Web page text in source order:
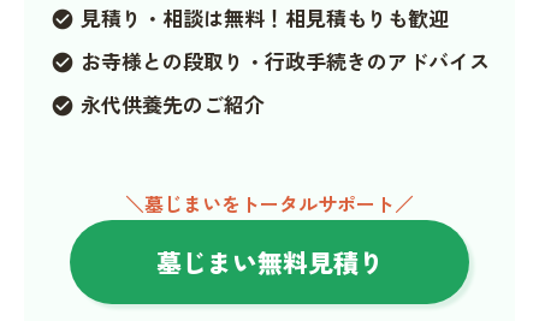
check_circle 見積り・相談は無料！相見積もりも歓迎
check_circle お寺様との段取り・行政手続きのアドバイス
check_circle 永代供養先のご紹介
＼墓じまいをトータルサポート／
墓じまい無料見積り